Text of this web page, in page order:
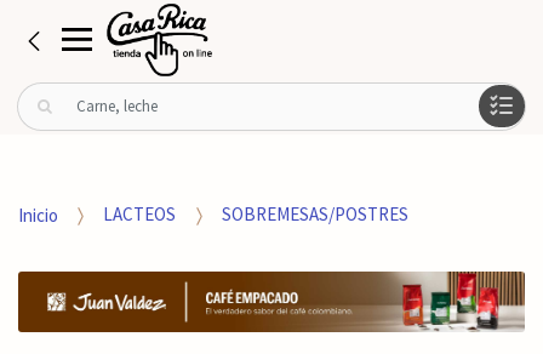
B
u
r
o
Inicio LACTEOS SOBREMESAS/POSTRES